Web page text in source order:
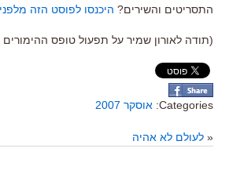
התסריטים והשירים? היכנסו לפוסט הזה
(תודה לאורון שמיר על תפעול טופס ההימורים
Categories: אוסקר 2007
« לעולם לא אהיה